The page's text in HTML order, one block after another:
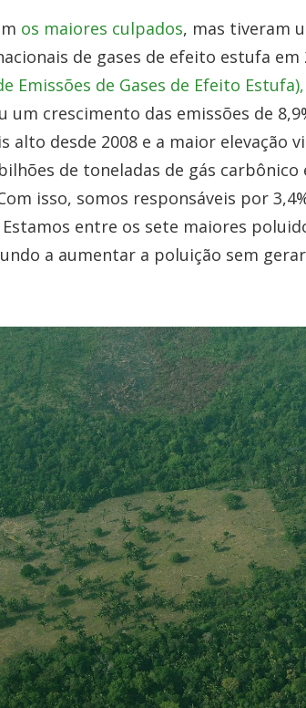
os maiores culpados, mas tiveram
de gases de efeito estufa em
Emissões de Gases de Efeito Estufa),
crescimento das emissões de
alto desde 2008 e a maior elevação
de toneladas de gás carbônico
isso, somos responsáveis por
Estamos entre os sete maiores
a aumentar a poluição sem